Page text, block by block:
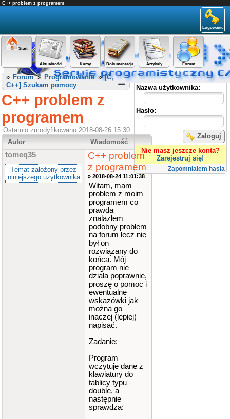
C++ problem z programem
Logowanie
Start
Aktualności Kursy Dokumentacja Artykuły Forum
Panel użytkownika
Nazwa użytkownika:
Hasło:
Zaloguj
Nie masz jeszcze konta?
Zarejestruj się!
Zapomniałem hasła
» Forum» Programowanie»[C,
C++] Szukam pomocy
C++ problem z
programem
Ostatnio zmodyfikowano 2018-08-26 15:30
Autor
Wiadomość
tomeq35
Temat założony przez
niniejszego użytkownika
C++ problem
z programem
» 2018-08-24 11:01:38
Witam, mam
problem z moim
programem co
prawda
znalazłem
podobny problem
na forum lecz nie
był on
rozwiązany do
końca. Mój
program nie
działa poprawnie,
proszę o pomoc i
ewentualne
wskazówki jak
można go
inaczej (lepiej)
napisać.
Zadanie:
Program
wczytuje dane z
klawiatury do
tablicy typu
double, a
następnie
sprawdza: